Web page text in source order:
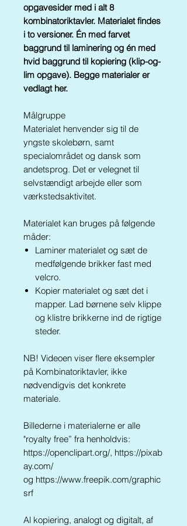
opgavesider med i alt 8
kombinatoriktavler. Materialet findes
i to versioner. Én med farvet
baggrund til laminering og én med
hvid baggrund til kopiering (klip-og-
lim opgave). Begge materialer er
vedlagt her.
Målgruppe
Materialet henvender sig til de
yngste skolebørn, samt
specialområdet og dansk som
andetsprog. Det er velegnet til
selvstændigt arbejde eller som
værkstedsaktivitet.
Materialet kan bruges på følgende
måder:
Laminer materialet og sæt de
medfølgende brikker fast med
velcro.
Kopier materialet og sæt det i
mapper. Lad børnene selv klippe
og klistre brikkerne ind de rigtige
steder.
NB! Videoen viser flere eksempler
på Kombinatoriktavler, ikke
nødvendigvis det konkrete
materiale.
Billederne i materialerne er alle
"royalty free” fra henholdvis:
https://openclipart.org/, https://pixab
ay.com/
og https://www.freepik.com/graphic
srf
Al kopiering, analogt og digitalt, af